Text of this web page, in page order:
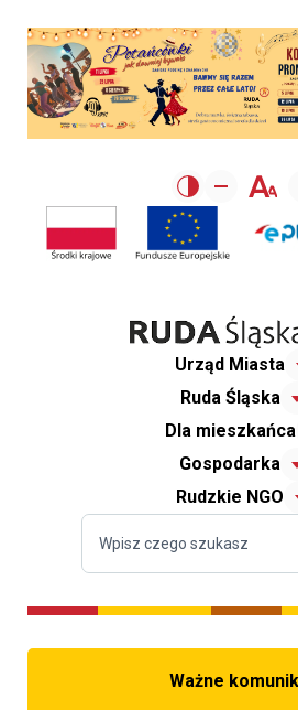
Urząd Miasta
Ruda Śląska
Dla mieszkańca
Gospodarka
Rudzkie NGO
Ważne